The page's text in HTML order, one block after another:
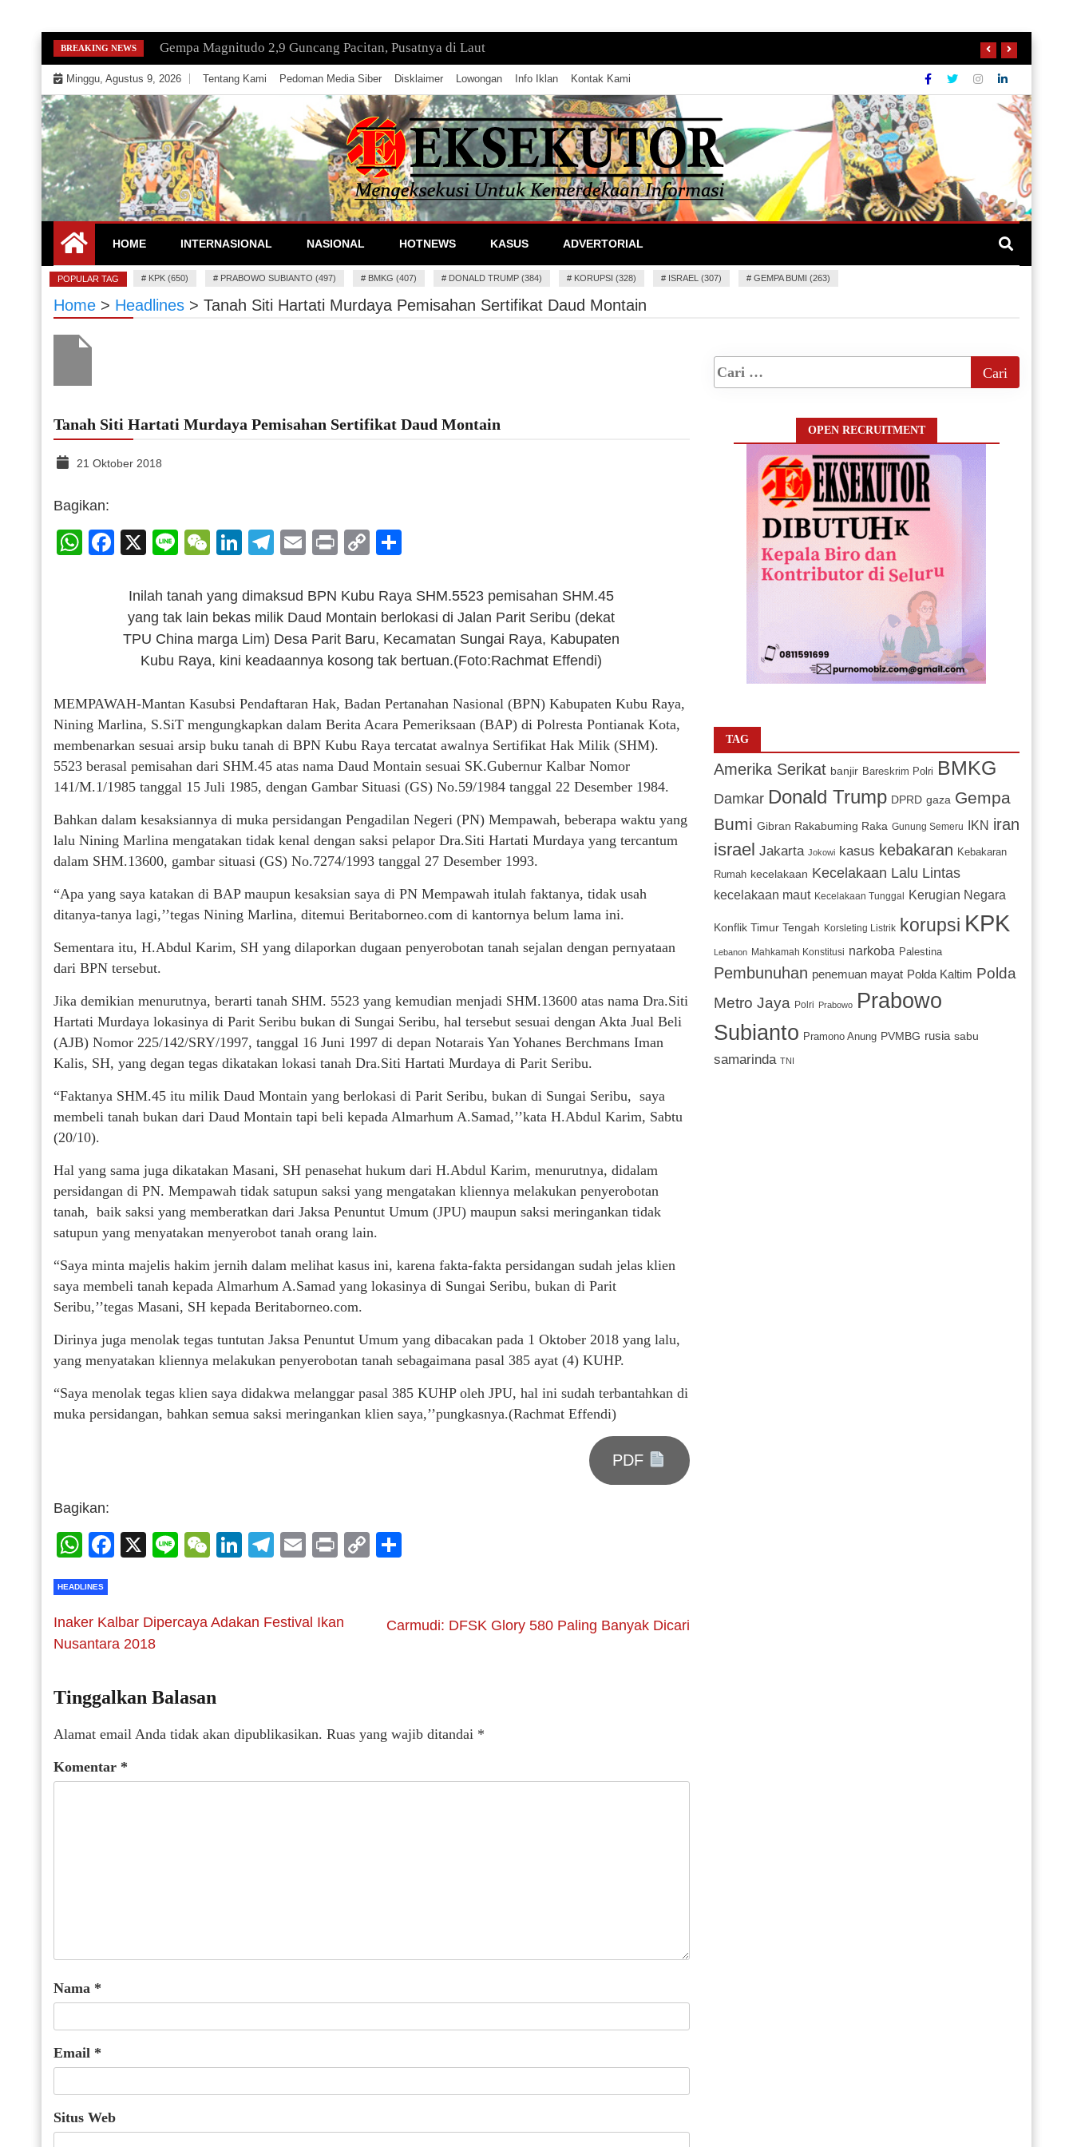
Skip
to
content
BREAKING NEWS Gempa Magnitudo 2,9 Guncang Pacitan, Pusatnya di Laut
Minggu, Agustus 9, 2026 Tentang Kami Pedoman Media Siber Disklaimer Lowongan Info Iklan Kontak Kami
EKSEKUTOR
Mengeksekusi Berita Untuk Kemerdekaan dan Keadilan Informasi
HOME INTERNASIONAL NASIONAL HOTNEWS KASUS ADVERTORIAL
POPULAR TAG # KPK (650) # PRABOWO SUBIANTO (497) # BMKG (407) # DONALD TRUMP (384) # KORUPSI (328) # ISRAEL (307) # GEMPA BUMI (263)
Home > Headlines > Tanah Siti Hartati Murdaya Pemisahan Sertifikat Daud Montain
Tanah Siti Hartati Murdaya Pemisahan Sertifikat Daud Montain
21 Oktober 2018
Bagikan:
WhatsApp
Facebook
X LineWeChat
LinkedIn
Telegram
EmailPrintCopy
Inilah tanah yang dimaksud BPN Kubu Raya SHM.5523 pemisahan SHM.45
yang tak lain bekas milik Daud Montain berlokasi di Jalan Parit Seribu (dekat
TPU China marga Lim) Desa Parit Baru, Kecamatan Sungai Raya, Kabupaten
Kubu Raya, kini keadaannya kosong tak bertuan.(Foto:Rachmat Effendi)
MEMPAWAH-Mantan Kasubsi Pendaftaran Hak, Badan Pertanahan Nasional (BPN) Kabupaten Kubu Raya,
Nining Marlina, S.SiT mengungkapkan dalam Berita Acara Pemeriksaan (BAP) di Polresta Pontianak Kota,
membenarkan sesuai arsip buku tanah di BPN Kubu Raya tercatat awalnya Sertifikat Hak Milik (SHM).
5523 berasal pemisahan dari SHM.45 atas nama Daud Montain sesuai SK.Gubernur Kalbar Nomor
141/M.1/1985 tanggal 15 Juli 1985, dengan Gambar Situasi (GS) No.59/1984 tanggal 22 Desember 1984.
Bahkan dalam kesaksiannya di muka persidangan Pengadilan Negeri (PN) Mempawah, beberapa waktu yang
lalu Nining Marlina mengatakan tidak kenal dengan saksi pelapor Dra.Siti Hartati Murdaya yang tercantum
dalam SHM.13600, gambar situasi (GS) No.7274/1993 tanggal 27 Desember 1993.
“Apa yang saya katakan di BAP maupun kesaksian saya di PN Mempawah itulah faktanya, tidak usah
ditanya-tanya lagi,’’tegas Nining Marlina, ditemui Beritaborneo.com di kantornya belum lama ini.
Sementara itu, H.Abdul Karim, SH yang dilaporkan dugaan penyerobotan tanah sejalan dengan pernyataan
dari BPN tersebut.
Jika demikian menurutnya, berarti tanah SHM. 5523 yang kemudian menjadi SHM.13600 atas nama Dra.Siti
Hartati Murdaya lokasinya di Parit Seribu bukan di Sungai Seribu, hal tersebut sesuai dengan Akta Jual Beli
(AJB) Nomor 225/142/SRY/1997, tanggal 16 Juni 1997 di depan Notarais Yan Yohanes Berchmans Iman
Kalis, SH, yang degan tegas dikatakan lokasi tanah Dra.Siti Hartati Murdaya di Parit Seribu.
“Faktanya SHM.45 itu milik Daud Montain yang berlokasi di Parit Seribu, bukan di Sungai Seribu, saya
membeli tanah bukan dari Daud Montain tapi beli kepada Almarhum A.Samad,’’kata H.Abdul Karim, Sabtu
(20/10).
Hal yang sama juga dikatakan Masani, SH penasehat hukum dari H.Abdul Karim, menurutnya, didalam
persidangan di PN. Mempawah tidak satupun saksi yang mengatakan kliennya melakukan penyerobotan
tanah, baik saksi yang memberatkan dari Jaksa Penuntut Umum (JPU) maupun saksi meringankan tidak
satupun yang menyatakan menyerobot tanah orang lain.
“Saya minta majelis hakim jernih dalam melihat kasus ini, karena fakta-fakta persidangan sudah jelas klien
saya membeli tanah kepada Almarhum A.Samad yang lokasinya di Sungai Seribu, bukan di Parit
Seribu,’’tegas Masani, SH kepada Beritaborneo.com.
Dirinya juga menolak tegas tuntutan Jaksa Penuntut Umum yang dibacakan pada 1 Oktober 2018 yang lalu,
yang menyatakan kliennya melakukan penyerobotan tanah sebagaimana pasal 385 ayat (4) KUHP.
“Saya menolak tegas klien saya didakwa melanggar pasal 385 KUHP oleh JPU, hal ini sudah terbantahkan di
muka persidangan, bahkan semua saksi meringankan klien saya,’’pungkasnya.(Rachmat Effendi)
PDF
Bagikan:
WhatsApp
Facebook
X LineWeChat
LinkedIn
Telegram
Email
PrintCopy
HEADLINES
Inaker Kalbar Dipercaya Adakan Festival Ikan
Nusantara 2018
Carmudi: DFSK Glory 580 Paling Banyak Dicari
Tinggalkan Balasan
Alamat email Anda tidak akan dipublikasikan. Ruas yang wajib ditandai *
Komentar *
Nama *
Email *
Situs Web
OPEN RECRUITMENT
TAG
Amerika Serikat banjir Bareskrim Polri BMKG
Damkar Donald Trump DPRD gaza Gempa
Bumi Gibran Rakabuming Raka Gunung Semeru IKN iran
israel Jakarta Jokowi kasus kebakaran Kebakaran
Rumah kecelakaan Kecelakaan Lalu Lintas
kecelakaan maut Kecelakaan Tunggal Kerugian Negara
Konflik Timur Tengah Korsleting Listrik korupsi KPK
Lebanon Mahkamah Konstitusi narkoba Palestina
Pembunuhan penemuan mayat Polda Kaltim Polda
Metro Jaya
Polri Prabowo
Prabowo
Subianto Pramono Anung PVMBG rusia sabu
samarinda TNI